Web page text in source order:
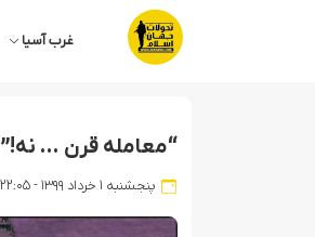
غرب آسیا
“معامله قرن … نه!”
پنجشنبه ۱ خرداد ۱۳۹۹ - ۲۲:۰۵